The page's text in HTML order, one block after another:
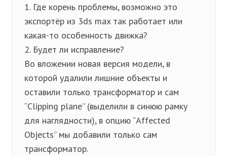
1. Где корень проблемы, возможно это
экспортёр из 3ds max так работает или
какая-то особенность движка?
2. Будет ли исправление?
Во вложении новая версия модели, в
которой удалили лишние объекты и
оставили только трансформатор и сам
“Clipping plane” (выделили в синюю рамку
для наглядности), в опцию “Affected
Objects” мы добавили только сам
трансформатор.